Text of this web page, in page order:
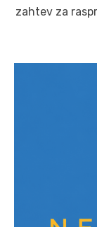
zahtev za